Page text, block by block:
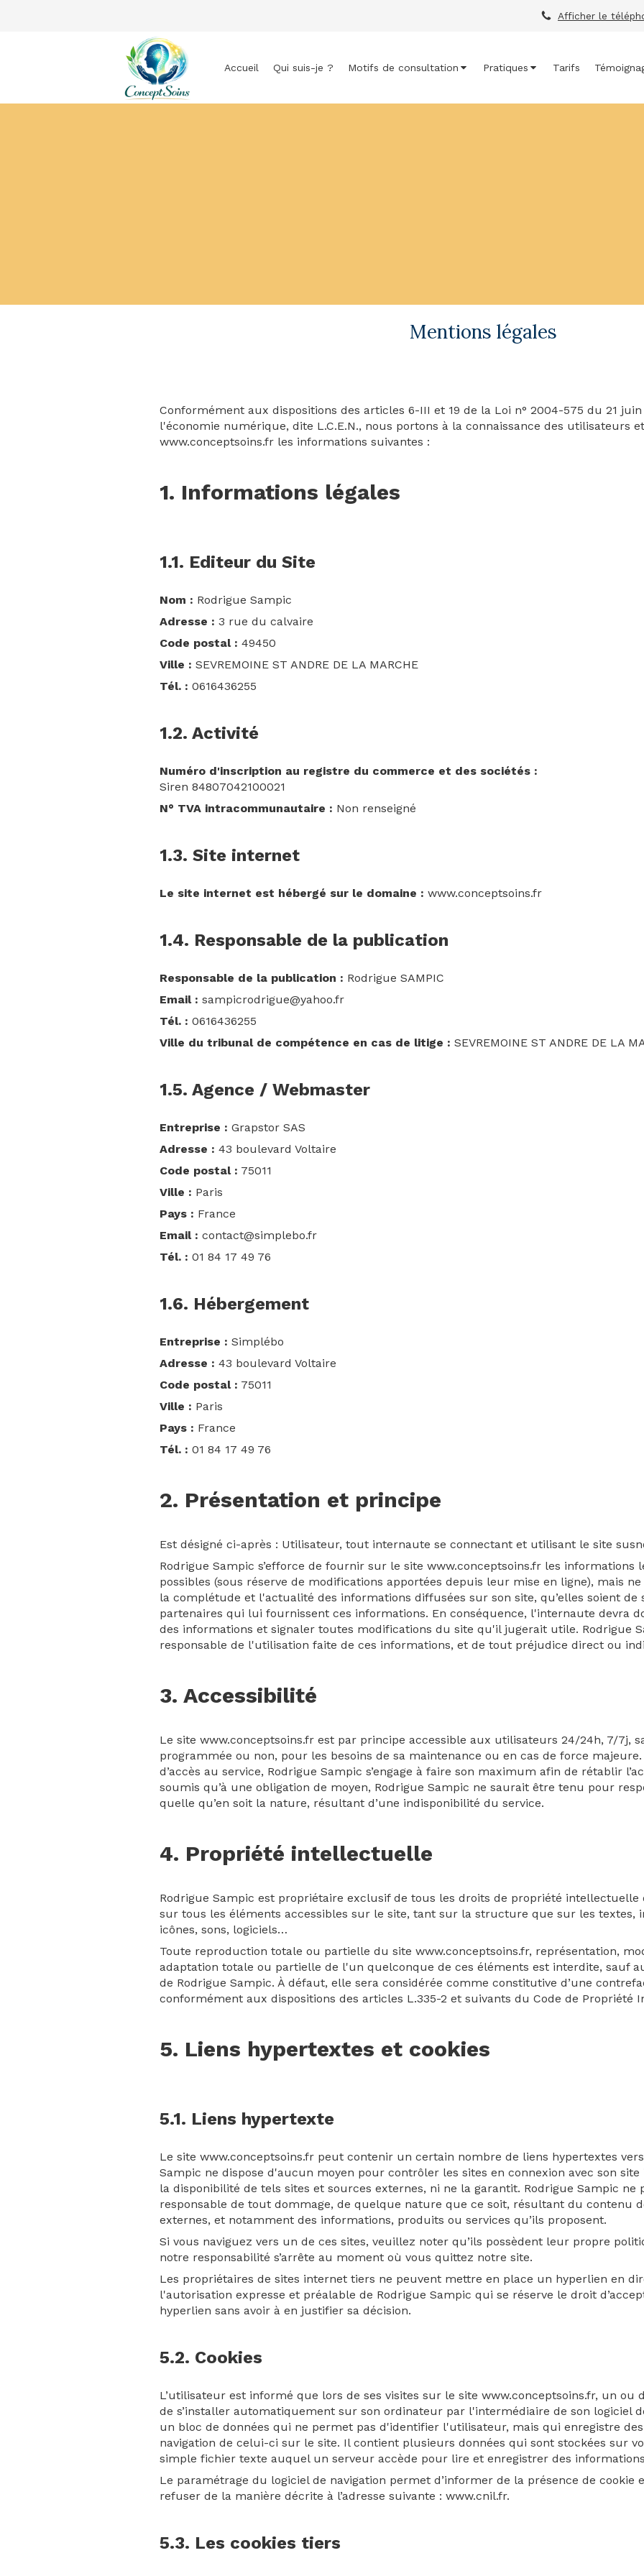
Afficher le
Accueil Qui suis-je ? Motifs de consultation Pratiques Tarifs
Mentions légales
Conformément aux dispositions des articles 6-III et 19 de la Loi n° 2004-575 du 21
l'économie numérique, dite L.C.E.N., nous portons à la connaissance des utilisateurs
www.conceptsoins.fr les informations suivantes :
1. Informations légales
1.1. Editeur du Site
Nom : Rodrigue Sampic
Adresse : 3 rue du calvaire
Code postal : 49450
Ville : SEVREMOINE ST ANDRE DE LA MARCHE
Tél. : 0616436255
1.2. Activité
Numéro d'inscription au registre du commerce et des sociétés :
Siren 84807042100021
N° TVA intracommunautaire : Non renseigné
1.3. Site internet
Le site internet est hébergé sur le domaine : www.conceptsoins.fr
1.4. Responsable de la publication
Responsable de la publication : Rodrigue SAMPIC
Email : sampicrodrigue@yahoo.fr
Tél. : 0616436255
Ville du tribunal de compétence en cas de litige : SEVREMOINE ST ANDRE DE LA
1.5. Agence / Webmaster
Entreprise : Grapstor SAS
Adresse : 43 boulevard Voltaire
Code postal : 75011
Ville : Paris
Pays : France
Email : contact@simplebo.fr
Tél. : 01 84 17 49 76
1.6. Hébergement
Entreprise : Simplébo
Adresse : 43 boulevard Voltaire
Code postal : 75011
Ville : Paris
Pays : France
Tél. : 01 84 17 49 76
2. Présentation et principe
Est désigné ci-après : Utilisateur, tout internaute se connectant et utilisant le site
Rodrigue Sampic s’efforce de fournir sur le site www.conceptsoins.fr les informations
possibles (sous réserve de modifications apportées depuis leur mise en ligne), mais
la complétude et l'actualité des informations diffusées sur son site, qu’elles soient
partenaires qui lui fournissent ces informations. En conséquence, l'internaute devra
des informations et signaler toutes modifications du site qu'il jugerait utile. Rodrigue
responsable de l'utilisation faite de ces informations, et de tout préjudice direct ou
3. Accessibilité
Le site www.conceptsoins.fr est par principe accessible aux utilisateurs 24/24h, 7/7j,
programmée ou non, pour les besoins de sa maintenance ou en cas de force majeure.
d’accès au service, Rodrigue Sampic s’engage à faire son maximum afin de rétablir
soumis qu’à une obligation de moyen, Rodrigue Sampic ne saurait être tenu pour
quelle qu’en soit la nature, résultant d’une indisponibilité du service.
4. Propriété intellectuelle
Rodrigue Sampic est propriétaire exclusif de tous les droits de propriété intellectuelle
sur tous les éléments accessibles sur le site, tant sur la structure que sur les textes,
icônes, sons, logiciels…
Toute reproduction totale ou partielle du site www.conceptsoins.fr, représentation,
adaptation totale ou partielle de l'un quelconque de ces éléments est interdite, sauf
de Rodrigue Sampic. À défaut, elle sera considérée comme constitutive d’une
conformément aux dispositions des articles L.335-2 et suivants du Code de Propriété
5. Liens hypertextes et cookies
5.1. Liens hypertexte
Le site www.conceptsoins.fr peut contenir un certain nombre de liens hypertextes vers
Sampic ne dispose d'aucun moyen pour contrôler les sites en connexion avec son
la disponibilité de tels sites et sources externes, ni ne la garantit. Rodrigue Sampic
responsable de tout dommage, de quelque nature que ce soit, résultant du contenu
externes, et notamment des informations, produits ou services qu’ils proposent.
Si vous naviguez vers un de ces sites, veuillez noter qu’ils possèdent leur propre
notre responsabilité s’arrête au moment où vous quittez notre site.
Les propriétaires de sites internet tiers ne peuvent mettre en place un hyperlien en
l'autorisation expresse et préalable de Rodrigue Sampic qui se réserve le droit
hyperlien sans avoir à en justifier sa décision.
5.2. Cookies
L’utilisateur est informé que lors de ses visites sur le site www.conceptsoins.fr, un ou
de s’installer automatiquement sur son ordinateur par l'intermédiaire de son logiciel
un bloc de données qui ne permet pas d'identifier l'utilisateur, mais qui enregistre
navigation de celui-ci sur le site. Il contient plusieurs données qui sont stockées sur
simple fichier texte auquel un serveur accède pour lire et enregistrer des
Le paramétrage du logiciel de navigation permet d’informer de la présence de cookie
refuser de la manière décrite à l’adresse suivante : www.cnil.fr.
5.3. Les cookies tiers